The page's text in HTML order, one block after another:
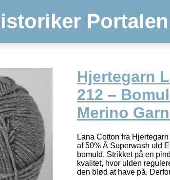
Portalen
Hjertegarn
212 –
Merino
Lana Cotton fra
af 50% Â Superwash uld
bomuld. Strikket på en
kvalitet, hvor ulden
den blød at have på.